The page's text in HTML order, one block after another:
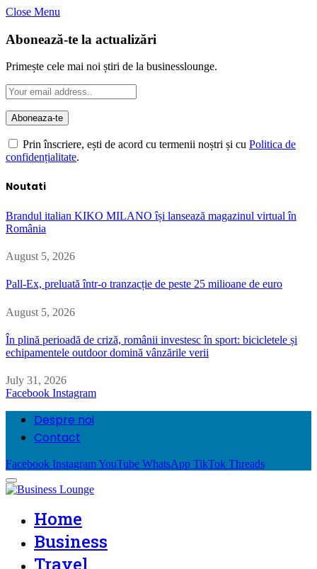
Close Menu
Abonează-te la actualizări
Primește cele mai noi știri de la businesslounge.
Prin înscriere, ești de acord cu termenii noștri și cu Politica de
confidențialitate.
Noutati
Brandul italian KIKO MILANO își lansează magazinul virtual în
România
August 5, 2026
Pall-Ex, preluată într-o tranzacție de peste 25 milioane de euro
August 5, 2026
În plină perioadă de criză, românii investesc în sport: bicicletele și
echipamentele outdoor domină vânzările verii
July 31, 2026
Facebook Instagram
Despre noi
Contact
Facebook InstagramYouTube WhatsApp TikTok Threads
Home
Business
Travel